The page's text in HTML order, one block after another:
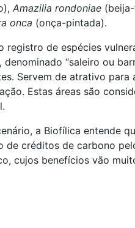
Amazilia rondoniae
onca (onça-pintada).
registro de espécies
denominado “saleiro ou
Servem de atrativo
Estas áreas são
a Biofílica entende
de créditos de carbono
cujos benefícios vão